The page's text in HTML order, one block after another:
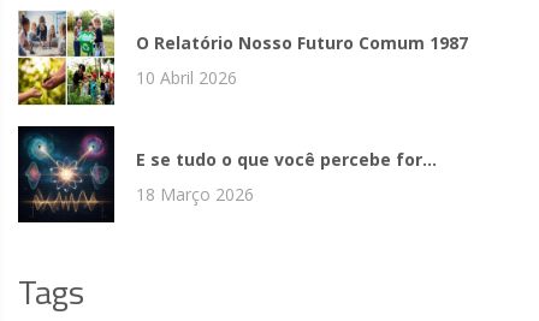
O Relatório Nosso Futuro Comum 1987
10 Abril 2026
E se tudo o que você percebe for...
18 Março 2026
Tags